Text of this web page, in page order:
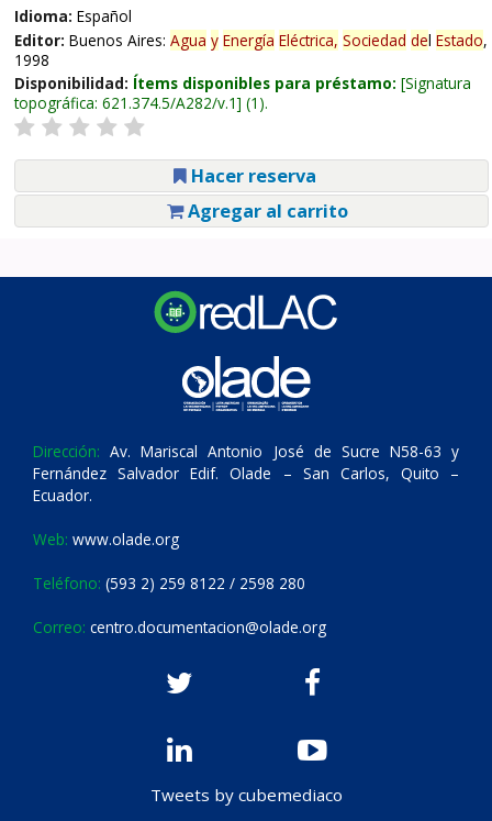
Idioma: Español
Editor: Buenos Aires: Agua y Energía Eléctrica, Sociedad del Estado,
1998
Disponibilidad: Ítems disponibles para préstamo: Signatura
topográfica: 621.374.5/A282/v.1 (1).
Hacer reserva
Agregar al carrito
Dirección: Av. Mariscal Antonio José de Sucre N58-63 y
Fernández Salvador Edif. Olade – San Carlos, Quito –
Ecuador.
Web: www.olade.org
Teléfono: (593 2) 259 8122 / 2598 280
Correo: centro.documentacion@olade.org
Tweets by cubemediaco